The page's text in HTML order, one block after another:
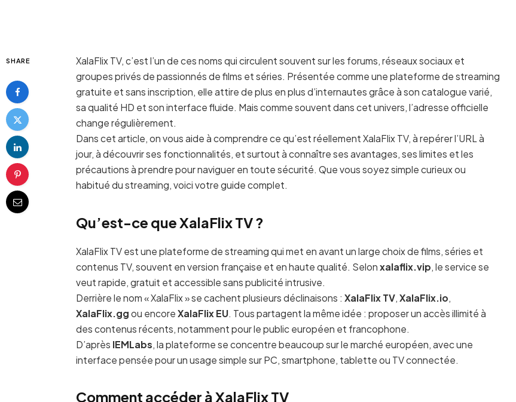
SHARE
XalaFlix TV, c’est l’un de ces noms qui circulent souvent sur les forums, réseaux sociaux et
groupes privés de passionnés de films et séries. Présentée comme une plateforme de streaming
gratuite et sans inscription, elle attire de plus en plus d’internautes grâce à son catalogue varié,
sa qualité HD et son interface fluide. Mais comme souvent dans cet univers, l’adresse officielle
change régulièrement.
Dans cet article, on vous aide à comprendre ce qu’est réellement XalaFlix TV, à repérer l’URL à
jour, à découvrir ses fonctionnalités, et surtout à connaître ses avantages, ses limites et les
précautions à prendre pour naviguer en toute sécurité. Que vous soyez simple curieux ou
habitué du streaming, voici votre guide complet.
Qu’est-ce que XalaFlix TV ?
XalaFlix TV est une plateforme de streaming qui met en avant un large choix de films, séries et
contenus TV, souvent en version française et en haute qualité. Selonxalaflix.vip , le service se
veut rapide, gratuit et accessible sans publicité intrusive.
Derrière le nom « XalaFlix » se cachent plusieurs déclinaisons :XalaFlix TV ,XalaFlix.io
XalaFlix.gg ou encoreXalaFlix EU . Tous partagent la même idée : proposer un accès illimité à
des contenus récents, notamment pour le public européen et francophone.
D’après IEMLabs , la plateforme se concentre beaucoup sur le marché européen, avec une
interface pensée pour un usage simple sur PC, smartphone, tablette ou TV connectée.
Comment accéder à XalaFlix TV